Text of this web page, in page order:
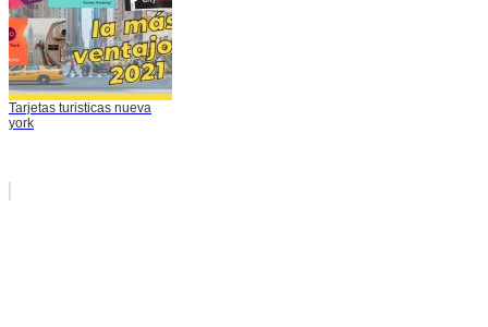
Tarjetas turisticas nueva
york